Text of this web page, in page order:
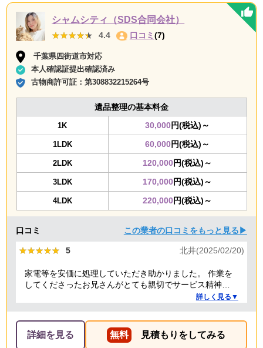
シャムシティ（SDS合同会社）
★★★★★
★★★★★ 4.4 口コミ (7)
千葉県四街道市対応
本人確認証提出確認済み
古物商許可証：第308832215264号
遺品整理の基本料金
1K 30,000円(税込)～
1LDK 60,000円(税込)～
2LDK 120,000円(税込)～
3LDK 170,000円(税込)～
4LDK 220,000円(税込)～
口コミ この業者の口コミをもっと見る▶
★★★★★
★★★★★ 5 北井(2025/02/20)
家電等を安価に処理していただき助かりました。 作業を
してくださったお兄さんがとても親切でサービス精神溢
詳しく見る▼
詳細を見る 無料 見積もりをしてみる